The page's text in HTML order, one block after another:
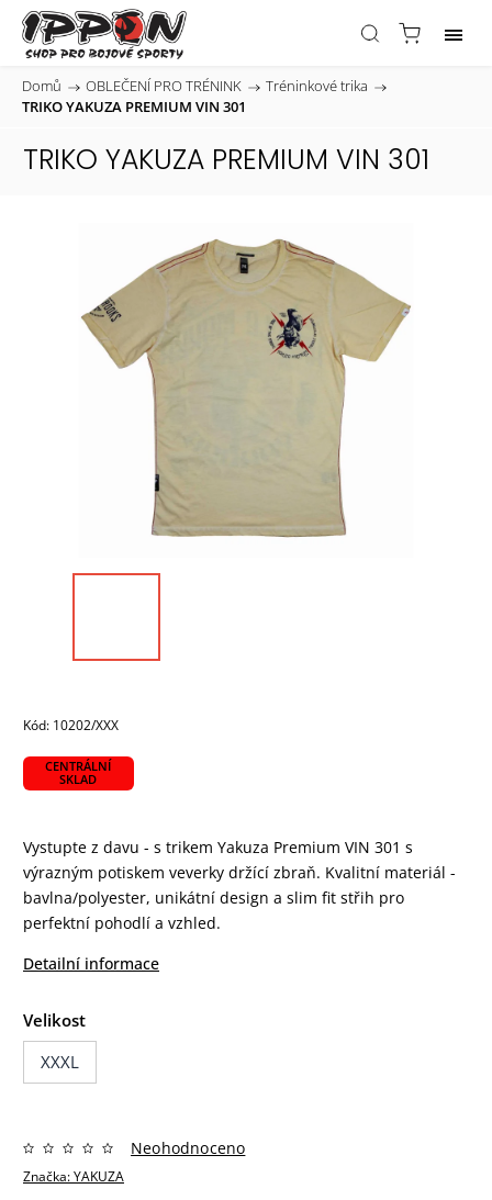
Domů / OBLEČENÍ PRO TRÉNINK / Tréninkové trika /
TRIKO YAKUZA PREMIUM VIN 301
TRIKO YAKUZA PREMIUM VIN 301
Kód: 10202/XXX
CENTRÁLNÍ
SKLAD
Vystupte z davu - s trikem Yakuza Premium VIN 301 s
výrazným potiskem veverky držící zbraň. Kvalitní materiál -
bavlna/polyester, unikátní design a slim fit střih pro
perfektní pohodlí a vzhled.
Detailní informace
Velikost
XXXL
Značka:YAKUZA
Neohodnoceno